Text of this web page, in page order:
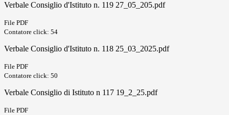
Verbale Consiglio d'Istituto n. 119 27_05_205.pdf
File PDF
Contatore click: 54
Verbale Consiglio d'Istituto n. 118 25_03_2025.pdf
File PDF
Contatore click: 50
Verbale Consiglio di Istituto n 117 19_2_25.pdf
File PDF